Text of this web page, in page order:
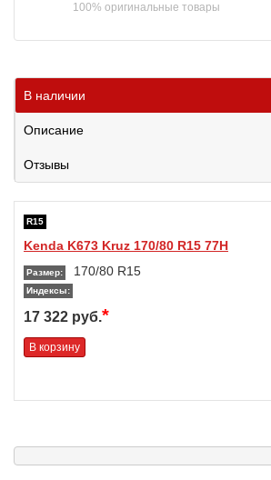
100% оригинальные товары
В наличии
Описание
Отзывы
R15
Kenda K673 Kruz 170/80 R15 77H
Размер: 170/80 R15
Индексы:
17 322 руб.*
В корзину